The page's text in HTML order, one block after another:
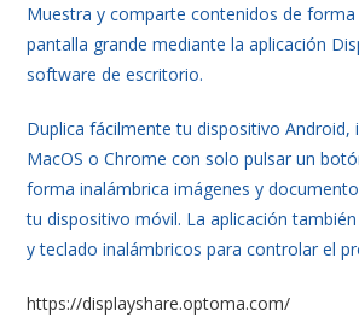
Muestra y comparte contenidos de forma
pantalla grande mediante la aplicación
software de escritorio.
Duplica fácilmente tu dispositivo Android,
MacOS o Chrome con solo pulsar un
forma inalámbrica imágenes y
tu dispositivo móvil. La aplicación
y teclado inalámbricos para controlar el
https://displayshare.optoma.com/